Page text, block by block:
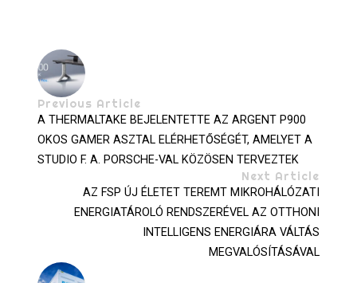
Previous Article
A THERMALTAKE BEJELENTETTE AZ ARGENT P900
OKOS GAMER ASZTAL ELÉRHETŐSÉGÉT, AMELYET A
STUDIO F. A. PORSCHE-VAL KÖZÖSEN TERVEZTEK
Next Article
AZ FSP ÚJ ÉLETET TEREMT MIKROHÁLÓZATI
ENERGIATÁROLÓ RENDSZERÉVEL AZ OTTHONI
INTELLIGENS ENERGIÁRA VÁLTÁS
MEGVALÓSÍTÁSÁVAL